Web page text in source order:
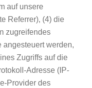
auf unsere
Referrer), (4) die
zugreifendes
angesteuert werden,
Zugriffs auf die
Adresse (IP-
Provider des